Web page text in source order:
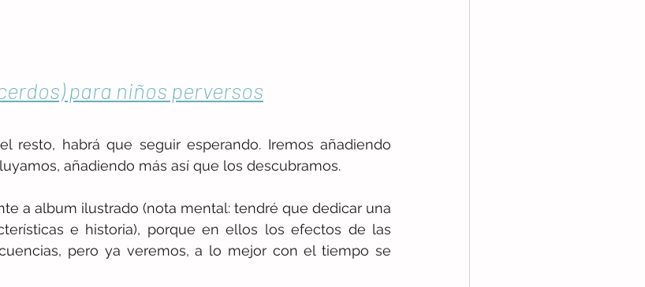
para niños perversos
resto, habrá que seguir esperando. Iremos añadiendo
añadiendo más así que los descubramos.
a album ilustrado (nota mental: tendré que dedicar una
e historia), porque en ellos los efectos de las
pero ya veremos, a lo mejor con el tiempo se